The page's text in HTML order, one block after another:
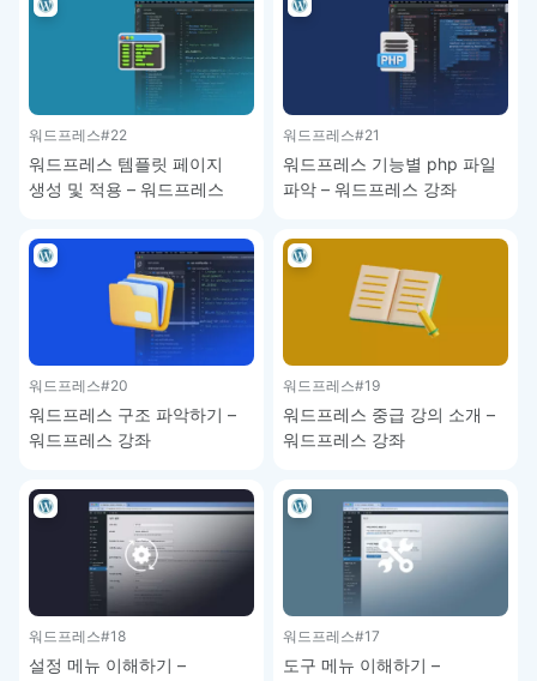
워드프레스#22
워드프레스 템플릿 페이지
생성 및 적용 – 워드프레스
워드프레스#21
워드프레스 기능별 php 파일
파악 – 워드프레스 강좌
워드프레스#20
워드프레스 구조 파악하기 –
워드프레스 강좌
워드프레스#19
워드프레스 중급 강의 소개 –
워드프레스 강좌
워드프레스#18
설정 메뉴 이해하기 –
워드프레스#17
도구 메뉴 이해하기 –